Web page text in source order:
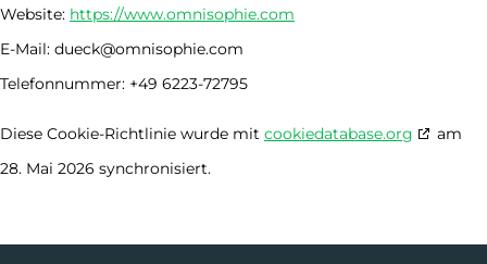
Website: https://www.omnisophie.com
E-Mail: dueck@omnisophie.com
Telefonnummer: +49 6223-72795
Diese Cookie-Richtlinie wurde mit cookiedatabase.org
am
28. Mai 2026 synchronisiert.